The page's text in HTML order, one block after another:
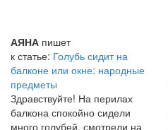
АЯНА пишет
к статье: Голубь сидит на
балконе или окне: народные
предметы
Здравствуйте! На перилах
балкона спокойно сидели
много голубей, смотрели на